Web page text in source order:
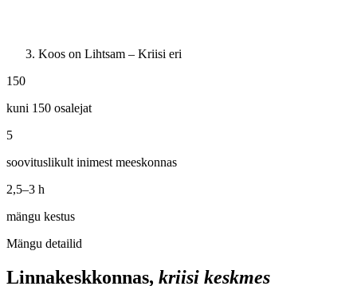
Koos on Lihtsam – Kriisi eri
150
kuni 150 osalejat
5
soovituslikult inimest meeskonnas
2,5–3 h
mängu kestus
Mängu detailid
Linnakeskkonnas, kriisi keskmes